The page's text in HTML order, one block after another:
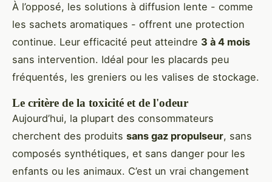
À l’opposé, les solutions à diffusion lente - comme
les sachets aromatiques - offrent une protection
continue. Leur efficacité peut atteindre 3 à 4 mois
sans intervention. Idéal pour les placards peu
fréquentés, les greniers ou les valises de stockage.
Le critère de la toxicité et de l'odeur
Aujourd’hui, la plupart des consommateurs
cherchent des produits sans gaz propulseur, sans
composés synthétiques, et sans danger pour les
enfants ou les animaux. C’est un vrai changement